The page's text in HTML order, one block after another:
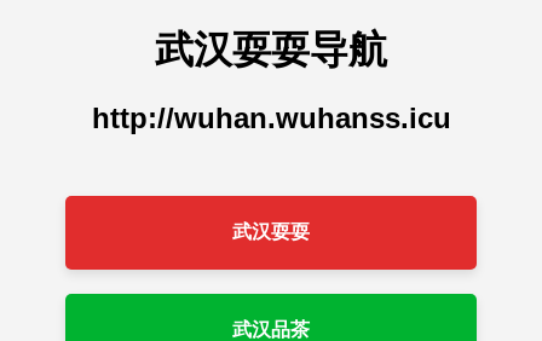
武汉耍耍导航
http://wuhan.wuhanss.icu
武汉耍耍
武汉品茶